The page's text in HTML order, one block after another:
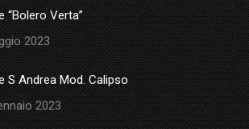
“Bolero Verta”
2023
S Andrea Mod. Calipso
2023